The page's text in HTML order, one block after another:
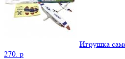
Игрушка
270. p